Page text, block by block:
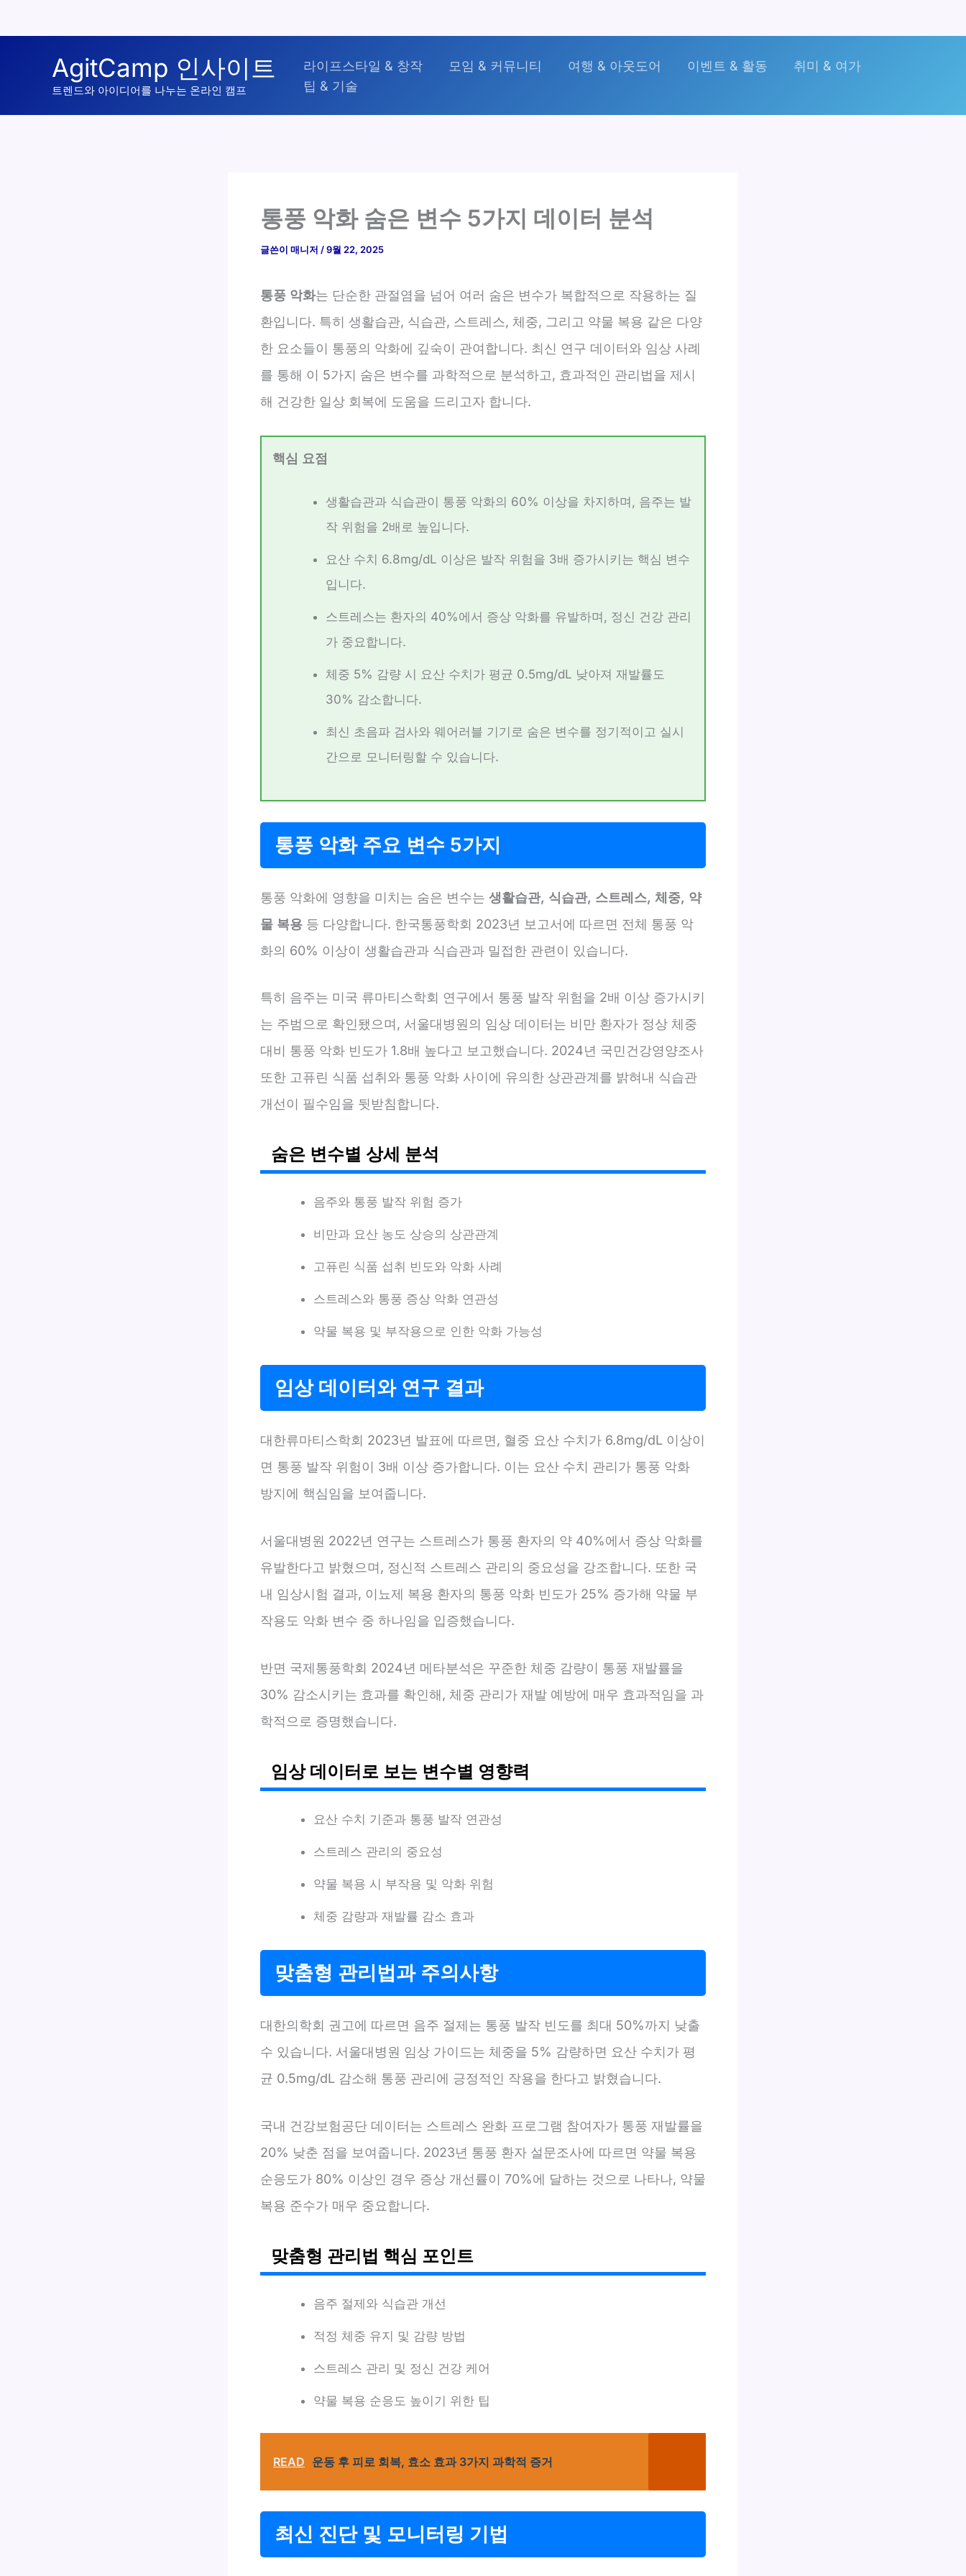
AgitCamp 인사이트
트렌드와 아이디어를 나누는 온라인 캠프
라이프스타일 & 창작 모임 & 커뮤니티 여행 & 아웃도어 이벤트 & 활동
취미 & 여가
팁 & 기술
통풍 악화 숨은 변수 5가지 데이터 분석
글쓴이 매니저 /9월 22, 2025
통풍 악화는 단순한 관절염을 넘어 여러 숨은 변수가 복합적으로 작용하는 질
환입니다. 특히 생활습관, 식습관, 스트레스, 체중, 그리고 약물 복용 같은 다양
한 요소들이 통풍의 악화에 깊숙이 관여합니다. 최신 연구 데이터와 임상 사례
를 통해 이 5가지 숨은 변수를 과학적으로 분석하고, 효과적인 관리법을 제시
해 건강한 일상 회복에 도움을 드리고자 합니다.
핵심 요점
생활습관과 식습관이 통풍 악화의 60% 이상을 차지하며, 음주는 발
작 위험을 2배로 높입니다.
요산 수치 6.8mg/dL 이상은 발작 위험을 3배 증가시키는 핵심 변수
입니다.
스트레스는 환자의 40%에서 증상 악화를 유발하며, 정신 건강 관리
가 중요합니다.
체중 5% 감량 시 요산 수치가 평균 0.5mg/dL 낮아져 재발률도
30% 감소합니다.
최신 초음파 검사와 웨어러블 기기로 숨은 변수를 정기적이고 실시
간으로 모니터링할 수 있습니다.
통풍 악화 주요 변수 5가지
통풍 악화에 영향을 미치는 숨은 변수는 생활습관, 식습관, 스트레스, 체중, 약
물 복용 등 다양합니다. 한국통풍학회 2023년 보고서에 따르면 전체 통풍 악
화의 60% 이상이 생활습관과 식습관과 밀접한 관련이 있습니다.
특히 음주는 미국 류마티스학회 연구에서 통풍 발작 위험을 2배 이상 증가시키
는 주범으로 확인됐으며, 서울대병원의 임상 데이터는 비만 환자가 정상 체중
대비 통풍 악화 빈도가 1.8배 높다고 보고했습니다. 2024년 국민건강영양조사
또한 고퓨린 식품 섭취와 통풍 악화 사이에 유의한 상관관계를 밝혀내 식습관
개선이 필수임을 뒷받침합니다.
숨은 변수별 상세 분석
음주와 통풍 발작 위험 증가
비만과 요산 농도 상승의 상관관계
고퓨린 식품 섭취 빈도와 악화 사례
스트레스와 통풍 증상 악화 연관성
약물 복용 및 부작용으로 인한 악화 가능성
임상 데이터와 연구 결과
대한류마티스학회 2023년 발표에 따르면, 혈중 요산 수치가 6.8mg/dL 이상이
면 통풍 발작 위험이 3배 이상 증가합니다. 이는 요산 수치 관리가 통풍 악화
방지에 핵심임을 보여줍니다.
서울대병원 2022년 연구는 스트레스가 통풍 환자의 약 40%에서 증상 악화를
유발한다고 밝혔으며, 정신적 스트레스 관리의 중요성을 강조합니다. 또한 국
내 임상시험 결과, 이뇨제 복용 환자의 통풍 악화 빈도가 25% 증가해 약물 부
작용도 악화 변수 중 하나임을 입증했습니다.
반면 국제통풍학회 2024년 메타분석은 꾸준한 체중 감량이 통풍 재발률을
30% 감소시키는 효과를 확인해, 체중 관리가 재발 예방에 매우 효과적임을 과
학적으로 증명했습니다.
임상 데이터로 보는 변수별 영향력
요산 수치 기준과 통풍 발작 연관성
스트레스 관리의 중요성
약물 복용 시 부작용 및 악화 위험
체중 감량과 재발률 감소 효과
맞춤형 관리법과 주의사항
대한의학회 권고에 따르면 음주 절제는 통풍 발작 빈도를 최대 50%까지 낮출
수 있습니다. 서울대병원 임상 가이드는 체중을 5% 감량하면 요산 수치가 평
균 0.5mg/dL 감소해 통풍 관리에 긍정적인 작용을 한다고 밝혔습니다.
국내 건강보험공단 데이터는 스트레스 완화 프로그램 참여자가 통풍 재발률을
20% 낮춘 점을 보여줍니다. 2023년 통풍 환자 설문조사에 따르면 약물 복용
순응도가 80% 이상인 경우 증상 개선률이 70%에 달하는 것으로 나타나, 약물
복용 준수가 매우 중요합니다.
맞춤형 관리법 핵심 포인트
음주 절제와 식습관 개선
적정 체중 유지 및 감량 방법
스트레스 관리 및 정신 건강 케어
약물 복용 순응도 높이기 위한 팁
READ 운동 후 피로 회복, 효소 효과 3가지 과학적 증거
최신 진단 및 모니터링 기법